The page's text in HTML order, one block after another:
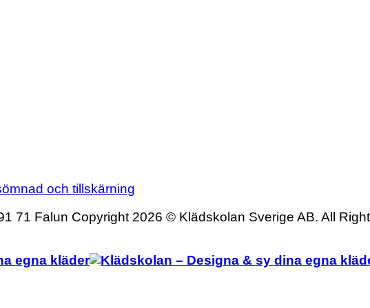
och tillskärning
71 Falun Copyright 2026 © Klädskolan Sverige AB. All